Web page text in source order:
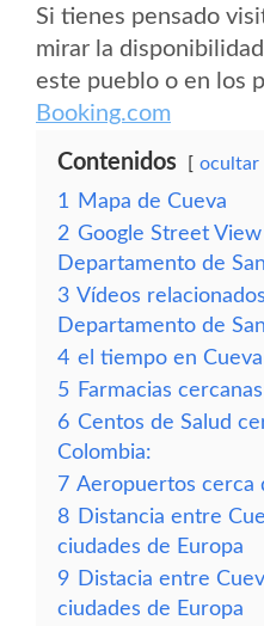
Si tienes pensado
mirar la
este pueblo o en los
Booking.com
Contenidos ocultar
1
Mapa de Cueva
2 Google Street
Departamento de
3 Vídeos
Departamento de
4 el tiempo en Cueva
5 Farmacias
6 Centos de Salud
Colombia:
7 Aeropuertos cerca
8 Distancia entre
ciudades de Europa
9 Distacia entre
ciudades de Europa